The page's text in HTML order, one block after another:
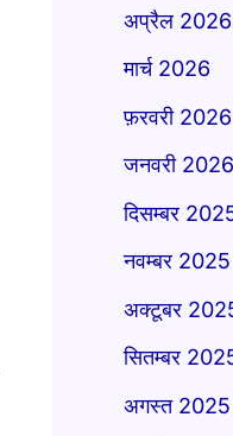
अप्रैल 2026
मार्च 2026
फ़रवरी 2026
जनवरी 2026
दिसम्बर
नवम्बर 2025
अक्टूबर
सितम्बर
अगस्त 2025